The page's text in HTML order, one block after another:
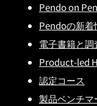
Pendo on
Pendoの新着
電子書籍と調
Product-led
認定コース
製品ベンチマ